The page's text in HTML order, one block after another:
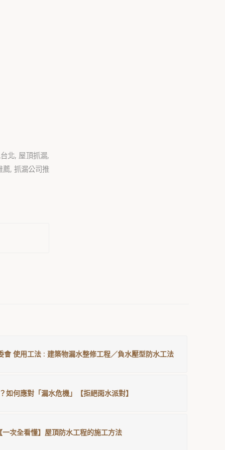
北, 屋頂抓漏,
薦, 抓漏公司推
會 使用工法 : 建築物漏水整修工程／負水壓型防水工法
如何應對「漏水危機」【拒絕雨水派對】
次全看懂】屋頂防水工程的施工方法